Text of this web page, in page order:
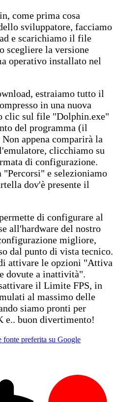
come prima cosa
sviluppatore, facciamo
e scarichiamo il file
scegliere la versione
operativo installato nel
estraiamo tutto il
in una nuova
clic sul file "Dolphin.exe"
del programma (il
appena comparirà la
clicchiamo su
di configurazione.
e selezioniamo
dov'è presente il
di configurare al
all'hardware del nostro
migliore,
dal punto di vista tecnico.
attivare le opzioni "Attiva
dovute a inattività".
il Limite FPS, in
al massimo delle
siamo pronti per
e.. buon divertimento!
fonte preferita su Google